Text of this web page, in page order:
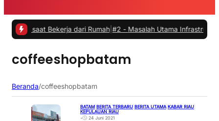
saat Bekerja dari Rumah |#2 -Masalah Utama Infrastruktur
coffeeshopbatam
Beranda/coffeeshopbatam
BATAM BERITA TERBARU BERITA UTAMA KABAR RIAU
KEPULAUAN RIAU
•
24 Juni 2021